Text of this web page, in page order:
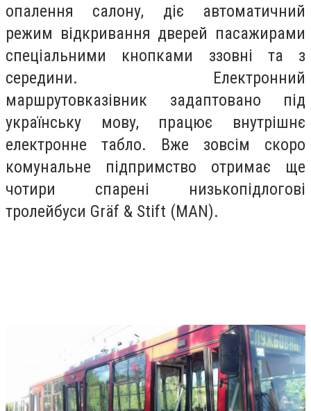
опалення салону, діє автоматичний
режим відкривання дверей пасажирами
спеціальними кнопками ззовні та з
середини. Електронний
маршрутовказівник задаптовано під
українську мову, працює внутрішнє
електронне табло. Вже зовсім скоро
комунальне підпримство отримає ще
чотири спарені низькопідлогові
тролейбуси Gräf & Stift (MAN).